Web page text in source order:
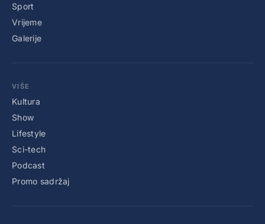
Sport
Vrijeme
Galerije
VIŠE
Kultura
Show
Lifestyle
Sci-tech
Podcast
Promo sadržaj